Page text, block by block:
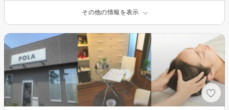
その他の情報を表示